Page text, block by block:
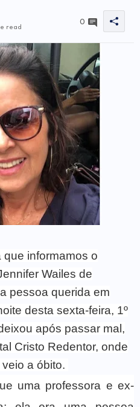
read
0
que informamos o
Wailes de
pessoa querida em
desta sexta-feira, 1º
após passar mal,
Cristo Redentor, onde
a óbito.
uma professora e ex-